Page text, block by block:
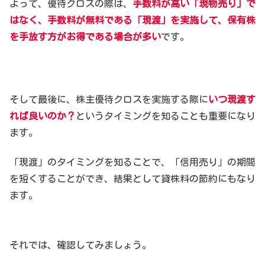
よって、優待クロスの際は、 手数料が高い「現物売り」で
はなく、手数料が無料である「現渡」を実施して、保有株
を手放す方がお得である場合が多いです。
そして最後に、株主優待クロスを実施する際にいつ現渡す
れば良いのか？ というタイミングを知ることも重要になり
ます。
「現渡」のタイミングを知ることで、「信用売り」の期間
を短くすることができ、結果として貸株料の節約にもなり
ます。
それでは、確認してみましょう。